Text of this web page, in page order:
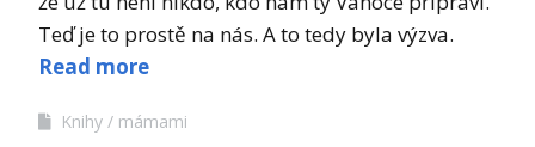
Teď je to prostě na nás. A to tedy byla výzva.
Read more
Knihy
mámami